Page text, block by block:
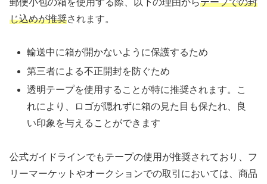
じ込めが推奨されます。
輸送中に箱が開かないように保護するため
第三者による不正開封を防ぐため
透明テープを使用することが特に推奨されます。こ
れにより、ロゴが隠れずに箱の見た目も保たれ、良
い印象を与えることができます
公式ガイドラインでもテープの使用が推奨されており、フ
リーマーケットやオークションでの取引においては、商品